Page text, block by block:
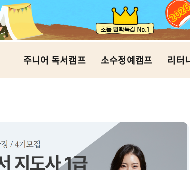
주니어 독서캠프 소수정예캠프 리터